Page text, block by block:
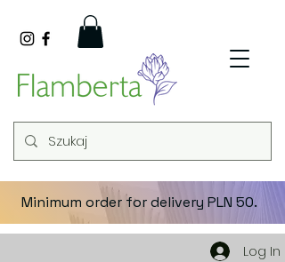
Minimum order for delivery PLN 50.
Log In